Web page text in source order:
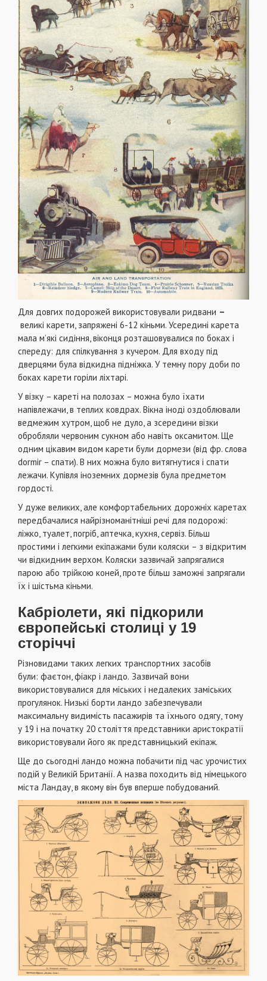
Для довгих подорожей використовували ридвани –
великі карети, запряжені 6-12 кіньми. Усередині карета
мала м’які сидіння, віконця розташовувалися по боках і
спереду: для спілкування з кучером. Для входу під
дверцями була відкидна підніжка. У темну пору доби по
боках карети горіли ліхтарі.
У візку – кареті на полозах – можна було їхати
напівлежачи, в теплих ковдрах. Вікна іноді оздоблювали
ведмежим хутром, щоб не дуло, а зсередини візки
обробляли червоним сукном або навіть оксамитом. Ще
одним цікавим видом карети були дормези (від фр. слова
dormir – спати). В них можна було витягнутися і спати
лежачи. Купівля іноземних дормезів була предметом
гордості.
У дуже великих, але комфортабельних дорожніх каретах
передбачалися найрізноманітніші речі для подорожі:
ліжко, туалет, погріб, аптечка, кухня, сервіз. Більш
простими і легкими екіпажами були коляски – з відкритим
чи відкидним верхом. Коляски зазвичай запрягалися
парою або трійкою коней, проте більш заможні запрягали
їх і шістьма кіньми.
Кабріолети, які підкорили
європейські столиці у 19
сторіччі
Різновидами таких легких транспортних засобів
були: фаєтон, фіакр і ландо. Зазвичай вони
використовувалися для міських і недалеких заміських
прогулянок. Низькі борти ландо забезпечували
максимальну видимість пасажирів та їхнього одягу, тому
у 19 і на початку 20 століття представники аристократії
використовували його як представницький екіпаж.
Ще до сьогодні ландо можна побачити під час урочистих
подій у Великій Британії. А назва походить від німецького
міста Ландау, в якому він був вперше побудований.